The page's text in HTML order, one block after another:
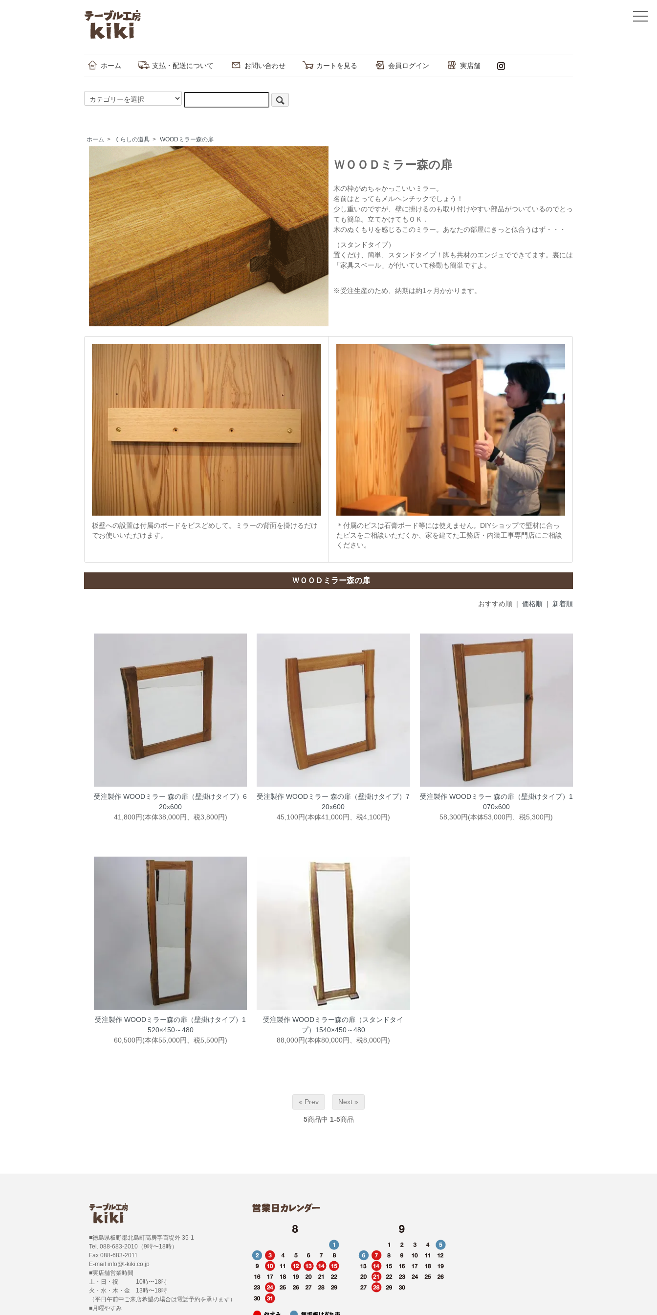
ホーム 支払・配送について お問い合わせ カートを見る 会員ログイン 実店舗
ホーム > くらしの道具 > WOODミラー森の扉
ＷＯＯＤミラー森の扉
木の枠がめちゃかっこいいミラー。
名前はとってもメルヘンチックでしょう！
少し重いのですが、壁に掛けるのも取り付けやすい部品がついているのでとっ
ても簡単。立てかけてもＯＫ．
木のぬくもりを感じるこのミラー。あなたの部屋にきっと似合うはず・・・
（スタンドタイプ）
置くだけ、簡単、スタンドタイプ！脚も共材のエンジュでできてます。裏には
「家具スベール」が付いていて移動も簡単ですよ。
※受注生産のため、納期は約1ヶ月かかります。
板壁への設置は付属のボードをビスどめして。ミラーの背面を掛けるだけ
でお使いいただけます。
＊付属のビスは石膏ボード等には使えません。DIYショップで壁材に合っ
たビスをご相談いただくか、家を建てた工務店・内装工事専門店にご相談
ください。
ＷＯＯＤミラー森の扉
おすすめ順 | 価格順 | 新着順
受注製作 WOODミラー 森の扉（壁掛けタイプ）6
20x600
41,800円(本体38,000円、税3,800円)
受注製作 WOODミラー 森の扉（壁掛けタイプ）7
20x600
45,100円(本体41,000円、税4,100円)
受注製作 WOODミラー 森の扉（壁掛けタイプ）1
070x600
58,300円(本体53,000円、税5,300円)
受注製作 WOODミラー森の扉（壁掛けタイプ）1
520×450～480
60,500円(本体55,000円、税5,500円)
受注製作 WOODミラー森の扉（スタンドタイ
プ）1540×450～480
88,000円(本体80,000円、税8,000円)
« Prev Next »
5商品中 1-5商品
■徳島県板野郡北島町高房字百堤外 35-1
Tel. 088-683-2010（9時〜18時）
Fax.088-683-2011
E-mail info@t-kiki.co.jp
■実店舗営業時間
土・日・祝 10時〜18時
火・水・木・金 13時〜18時
（平日午前中ご来店希望の場合は電話予約を承ります）
■月曜やすみ